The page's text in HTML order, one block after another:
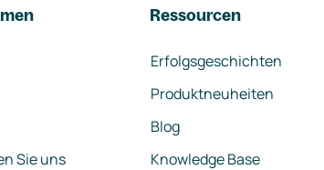
Sie uns
Ressourcen
Erfolgsgeschichten
Produktneuheiten
Blog
Knowledge Base